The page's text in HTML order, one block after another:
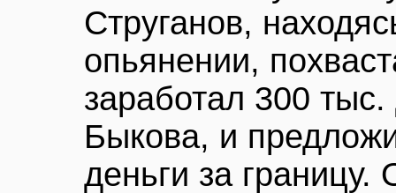
Струганов,
опьянении,
заработал 300
Быкова, и
деньги за